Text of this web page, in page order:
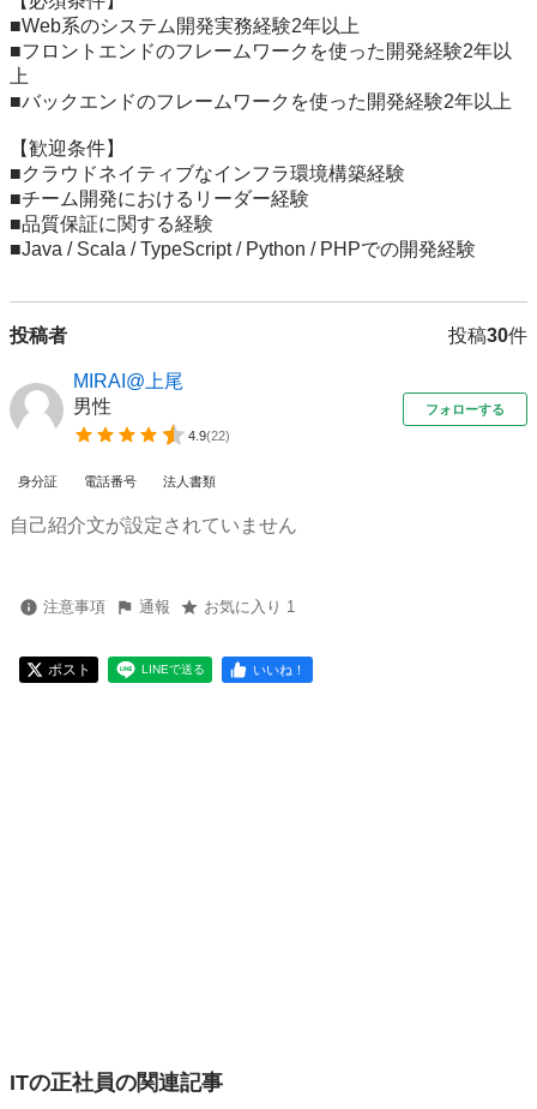
■Web系のシステム開発実務経験2年以上
■フロントエンドのフレームワークを使った開発経験2年以
上
■バックエンドのフレームワークを使った開発経験2年以上
【歓迎条件】
■クラウドネイティブなインフラ環境構築経験
■チーム開発におけるリーダー経験
■品質保証に関する経験
投稿者 投稿30件
MIRAI@上尾
男性
4.9(22)
フォローする
身分証 電話番号 法人書類
自己紹介文が設定されていません
注意事項 通報 お気に入り 1
ポスト LINEで送る いいね！
ITの正社員の関連記事